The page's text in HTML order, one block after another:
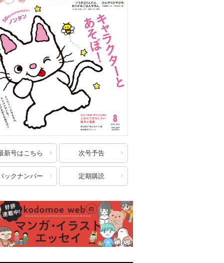
新号はこちら 次号予告
ックナンバー 定期購読